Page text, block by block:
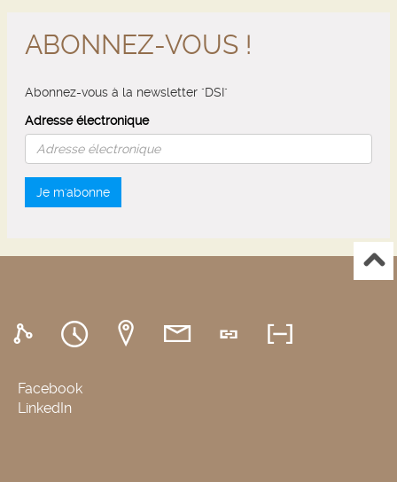
ABONNEZ-VOUS !
Abonnez-vous à la newsletter "DSI"
Adresse électronique
Je m'abonne
Facebook
LinkedIn